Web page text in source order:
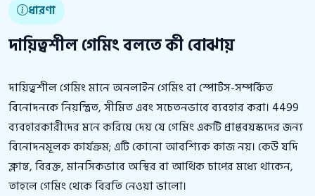
ধারণা
দায়িত্বশীল গেমিং বলতে কী বোঝায়
দায়িত্বশীল গেমিং মানে অনলাইন গেমিং বা স্পোর্টস-সম্পর্কিত
বিনোদনকে নিয়ন্ত্রিত, সীমিত এবং সচেতনভাবে ব্যবহার করা। 4499
ব্যবহারকারীদের মনে করিয়ে দেয় যে গেমিং একটি প্রাপ্তবয়স্কদের জন্য
বিনোদনমূলক কার্যক্রম; এটি কোনো আবশ্যিক কাজ নয়। কেউ যদি
ক্লান্ত, বিরক্ত, মানসিকভাবে অস্থির বা আর্থিক চাপের মধ্যে থাকেন,
তাহলে গেমিং থেকে বিরতি নেওয়া ভালো।